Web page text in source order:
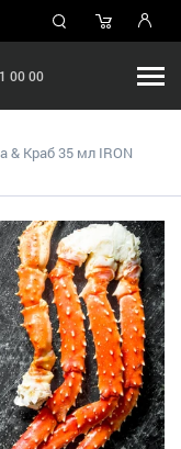
00 00
& Краб 35 мл IRON